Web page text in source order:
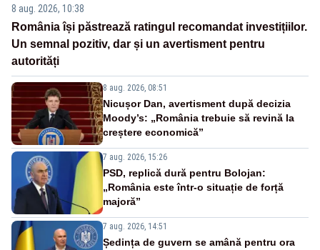
8 aug. 2026, 10:38
România își păstrează ratingul recomandat investițiilor.
Un semnal pozitiv, dar și un avertisment pentru
autorități
8 aug. 2026, 08:51
Nicușor Dan, avertisment după decizia
Moody’s: „România trebuie să revină la
creștere economică”
7 aug. 2026, 15:26
PSD, replică dură pentru Bolojan:
„România este într-o situație de forță
majoră”
7 aug. 2026, 14:51
Ședința de guvern se amână pentru ora